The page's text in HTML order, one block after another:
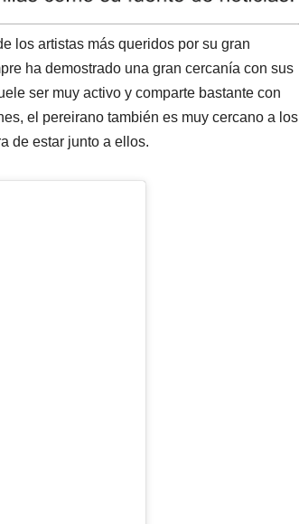
los artistas más queridos por su gran
ha demostrado una gran cercanía con sus
ser muy activo y comparte bastante con
el pereirano también es muy cercano a los
de estar junto a ellos.